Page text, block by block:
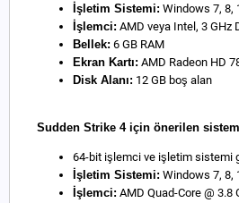
İşletim Sistemi: Windows 7, 8,
İşlemci: AMD veya Intel, 3 GHz
Bellek: 6 GB RAM
Ekran Kartı: AMD Radeon HD
Disk Alanı: 12 GB boş alan
Sudden Strike 4 için önerilen
64-bit işlemci ve işletim sistemi
İşletim Sistemi: Windows 7, 8,
İşlemci: AMD Quad-Core @ 3.8